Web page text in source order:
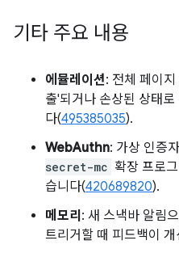
기타 주요 내용
에뮬레이션: 전체 페이
출'되거나 손상된 상태
다(495385035).
WebAuthn: 가상 인증
secret-mc 확장 프로
습니다(420689820).
메모리 : 새 스낵바 알림
트리거할 때 피드백이